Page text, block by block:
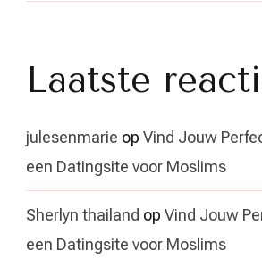
Laatste
julesenmarie op Vind Jouw
een Datingsite voor Moslims
Sherlyn thailand op Vind Jouw
een Datingsite voor Moslims